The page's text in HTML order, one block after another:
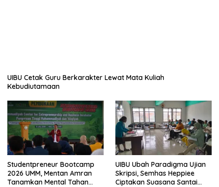
UIBU Cetak Guru Berkarakter Lewat Mata Kuliah
Kebudiutamaan
Studentpreneur Bootcamp
2026 UMM, Mentan Amran
Tanamkan Mental Tahan
UIBU Ubah Paradigma Ujian
Skripsi, Semhas Heppiee
Ciptakan Suasana Santai